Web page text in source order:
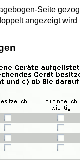
Seite
angezeigt